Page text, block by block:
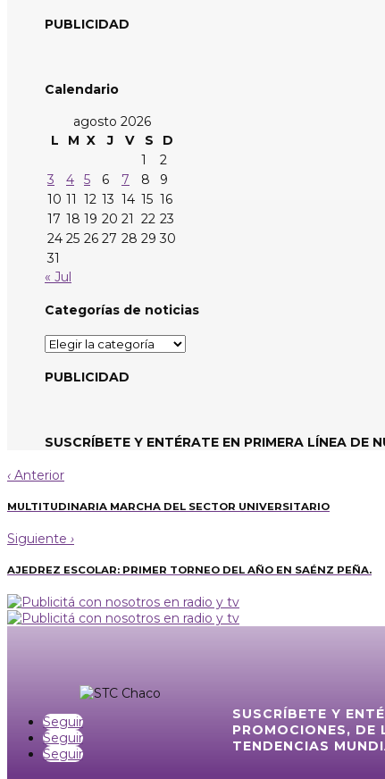
PUBLICIDAD
Calendario
agosto 2026
L
M X J V S
D
1
2
3
4 5 6 7 8
9
10 11 12 13 14 15 16
17 18 19 20 21 22 23
24 25 26 27 28 29 30
31
« Jul
Categorías de noticias
Categorías
de
noticias
PUBLICIDAD
SUSCRÍBETE Y ENTÉRATE EN PRIMERA LÍNEA
‹ Anterior
MULTITUDINARIA MARCHA DEL SECTOR UNIVERSITARIO
Siguiente ›
AJEDREZ ESCOLAR: PRIMER TORNEO DEL AÑO EN SAÉNZ PEÑA.
Seguir
Seguir
Seguir
SUSCRÍBETE Y
PROMOCIONES, DE
TENDENCIAS